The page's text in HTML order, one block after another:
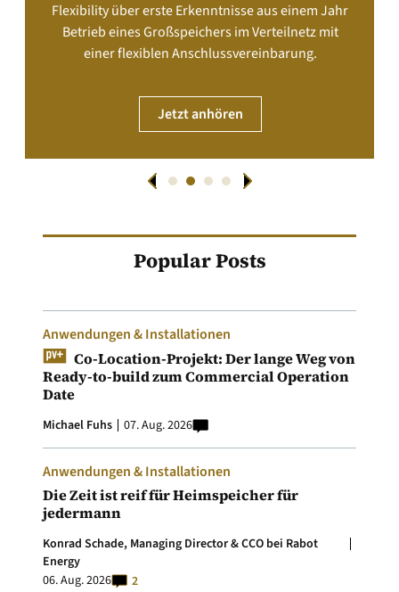
Flexibility über erste Erkenntnisse aus einem Jahr
Betrieb eines Großspeichers im Verteilnetz mit
einer flexiblen Anschlussvereinbarung.
Jetzt anhören
Popular Posts
Anwendungen & Installationen
Co-Location-Projekt: Der lange Weg von
Ready-to-build zum Commercial Operation
Date
Michael Fuhs 07. Aug. 2026
Anwendungen & Installationen
Die Zeit ist reif für Heimspeicher für
jedermann
Konrad Schade, Managing Director & CCO bei Rabot
Energy
06. Aug. 2026
2